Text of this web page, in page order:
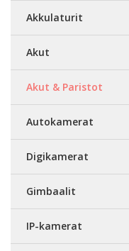
Akkulaturit
Akut
Akut & Paristot
Autokamerat
Digikamerat
Gimbaalit
IP-kamerat